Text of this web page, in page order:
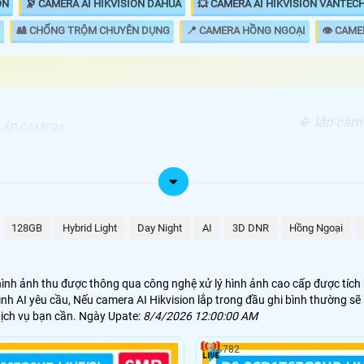
🔭 CAMERA AI HIKVISION DAHUA 💥 CAMERA AI HIKVISION
🎎 CHỐNG TRỘM CHUYÊN DỤNG 📍 CAMERA HỒNG NGOẠI 👁
Camera AI Hikvision CB8
VNĐ Camera AI Hikvision Dùng Giao Thông
📳 lắp
ngoài ra
yêu cầu camera cần phải có kết nối dữ liệu cũng để phát huy hết
năng có thể hoặt động độc lập đơn giản được thiết kế sẵng trên
128GB Hybrid Light Day Night AI 3D DNR Hồng Ngoại
ảnh thu được thông qua công nghệ xử lý hình ảnh cao cấp được
AI yêu cầu, Nếu camera AI Hikvision lắp trong đầu ghi bình thường
vụ bạn cần. Ngày Upate: 8/4/2026 12:00:00 AM
782